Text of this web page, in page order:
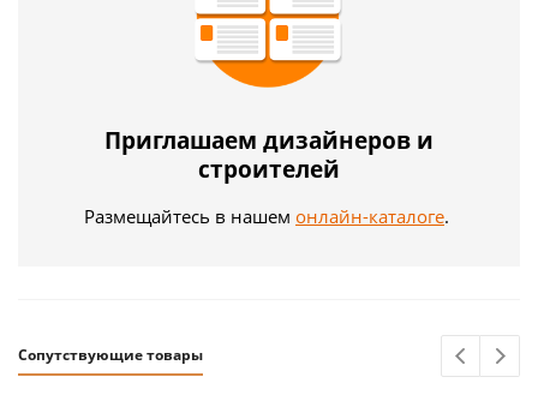
Приглашаем дизайнеров и
строителей
Размещайтесь в нашем онлайн-каталоге.
Сопутствующие товары